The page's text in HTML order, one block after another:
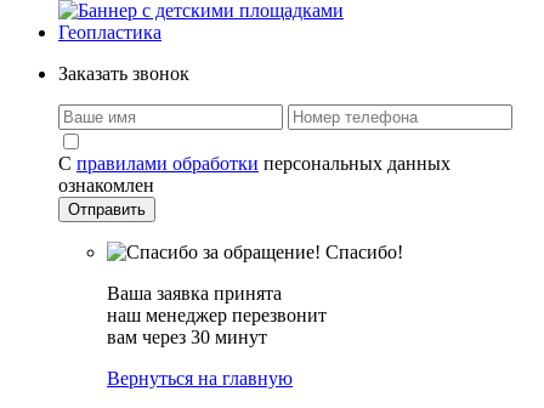
Геопластика
Заказать звонок
С правилами обработки персональных данных
ознакомлен
Спасибо!
Ваша заявка принята
наш менеджер перезвонит
вам через 30 минут
Вернуться на главную